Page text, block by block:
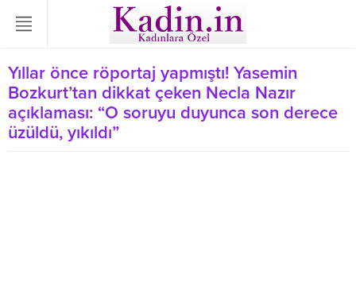
Yıllar önce röportaj yapmıştı! Yasemin
Bozkurt’tan dikkat çeken Necla Nazır
açıklaması: “O soruyu duyunca son derece
üzüldü, yıkıldı”